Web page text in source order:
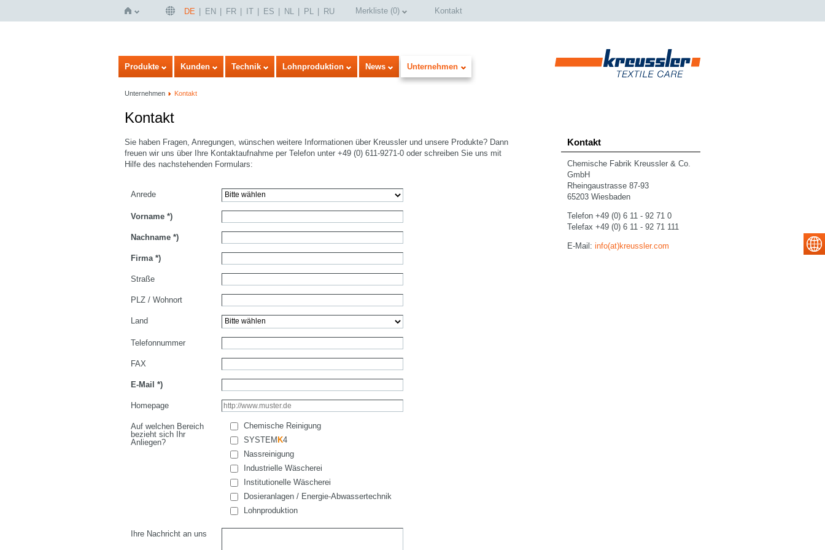
Startseite
DE EN FR IT ES NL PL RU Merkliste (0) Kontakt
Produkte Kunden Technik Lohnproduktion News Unternehmen
Unternehmen Kontakt
Kontakt
Sie haben Fragen, Anregungen, wünschen weitere Informationen über Kreussler und unsere Produkte? Dann
freuen wir uns über Ihre Kontaktaufnahme per Telefon unter +49 (0) 611-9271-0 oder schreiben Sie uns mit
Hilfe des nachstehenden Formulars:
Anrede
Vorname *)
Nachname *)
Firma*)
Straße
PLZ / Wohnort
Land
Telefonnummer
FAX
E-Mail *)
Homepage
Auf welchen Bereich
bezieht sich Ihr
Anliegen?
Chemische Reinigung
SYSTEM K4
Nassreinigung
Industrielle Wäscherei
Institutionelle Wäscherei
Dosieranlagen / Energie-Abwassertechnik
Lohnproduktion
Ihre Nachricht an uns
Kontakt
Chemische Fabrik Kreussler & Co.
GmbH
Rheingaustrasse 87-93
65203 Wiesbaden
Telefon +49 (0) 6 11 - 92 71 0
Telefax +49 (0) 6 11 - 92 71 111
E-Mail: info(at)kreussler.com